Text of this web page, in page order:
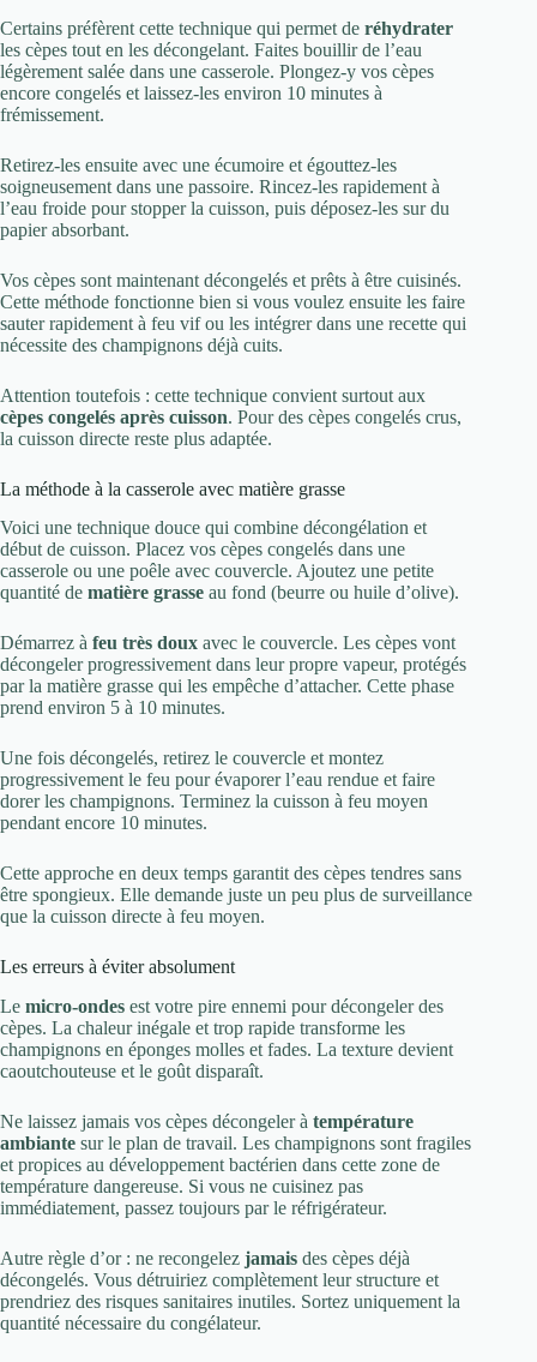
Certains préfèrent cette technique qui permet de réhydrater
les cèpes tout en les décongelant. Faites bouillir de l’eau
légèrement salée dans une casserole. Plongez-y vos cèpes
encore congelés et laissez-les environ 10 minutes à
frémissement.
Retirez-les ensuite avec une écumoire et égouttez-les
soigneusement dans une passoire. Rincez-les rapidement à
l’eau froide pour stopper la cuisson, puis déposez-les sur du
papier absorbant.
Vos cèpes sont maintenant décongelés et prêts à être cuisinés.
Cette méthode fonctionne bien si vous voulez ensuite les faire
sauter rapidement à feu vif ou les intégrer dans une recette qui
nécessite des champignons déjà cuits.
Attention toutefois : cette technique convient surtout aux
cèpes congelés après cuisson. Pour des cèpes congelés crus,
la cuisson directe reste plus adaptée.
La méthode à la casserole avec matière grasse
Voici une technique douce qui combine décongélation et
début de cuisson. Placez vos cèpes congelés dans une
casserole ou une poêle avec couvercle. Ajoutez une petite
quantité de matière grasse au fond (beurre ou huile d’olive).
Démarrez à feu très doux avec le couvercle. Les cèpes vont
décongeler progressivement dans leur propre vapeur, protégés
par la matière grasse qui les empêche d’attacher. Cette phase
prend environ 5 à 10 minutes.
Une fois décongelés, retirez le couvercle et montez
progressivement le feu pour évaporer l’eau rendue et faire
dorer les champignons. Terminez la cuisson à feu moyen
pendant encore 10 minutes.
Cette approche en deux temps garantit des cèpes tendres sans
être spongieux. Elle demande juste un peu plus de surveillance
que la cuisson directe à feu moyen.
Les erreurs à éviter absolument
Le micro-ondes est votre pire ennemi pour décongeler des
cèpes. La chaleur inégale et trop rapide transforme les
champignons en éponges molles et fades. La texture devient
caoutchouteuse et le goût disparaît.
Ne laissez jamais vos cèpes décongeler à température
ambiante sur le plan de travail. Les champignons sont fragiles
et propices au développement bactérien dans cette zone de
température dangereuse. Si vous ne cuisinez pas
immédiatement, passez toujours par le réfrigérateur.
Autre règle d’or : ne recongelez jamais des cèpes déjà
décongelés. Vous détruiriez complètement leur structure et
prendriez des risques sanitaires inutiles. Sortez uniquement la
quantité nécessaire du congélateur.